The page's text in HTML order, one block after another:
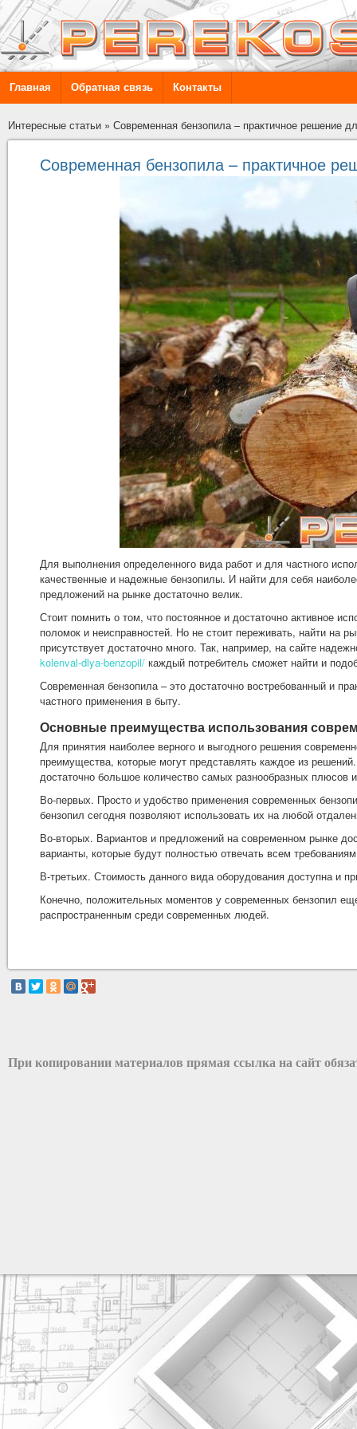
Главная Обратная связь Контакты
Интересные статьи » Современная бензопила – практичное решение
Современная бензопила – практичное
Для выполнения определенного вида работ и для частного
качественные и надежные бензопилы. И найти для себя
предложений на рынке достаточно велик.
Стоит помнить о том, что постоянное и достаточно активное
поломок и неисправностей. Но не стоит переживать, найти на
присутствует достаточно много. Так, например, на сайте
kolenval-dlya-benzopil/ каждый потребитель сможет найти и
Современная бензопила – это достаточно востребованный и
частного применения в быту.
Основные преимущества использования
Для принятия наиболее верного и выгодного решения
преимущества, которые могут представлять каждое из
достаточно большое количество самых разнообразных плюсов
Во-первых. Просто и удобство применения современных
бензопил сегодня позволяют использовать их на любой
Во-вторых. Вариантов и предложений на современном рынке
варианты, которые будут полностью отвечать всем
В-третьих. Стоимость данного вида оборудования доступна и
Конечно, положительных моментов у современных бензопил
распространенным среди современных людей.
При копировании материалов прямая ссылка на сайт